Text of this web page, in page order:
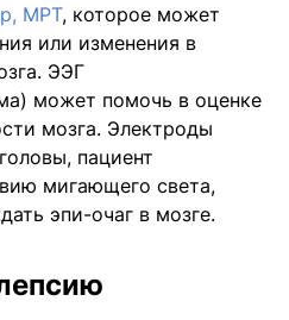
МРТ, которое может
или изменения в
ЭЭГ
может помочь в оценке
мозга. Электроды
пациент
мигающего света,
эпи-очаг в мозге.